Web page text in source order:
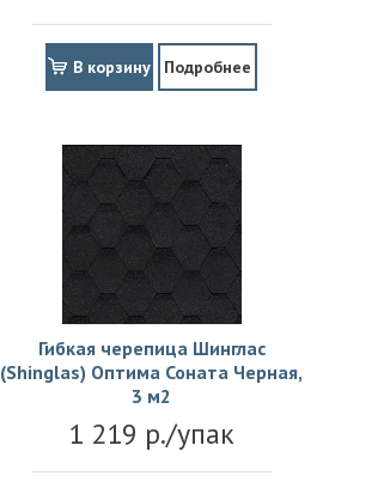
В корзину Подробнее
Гибкая черепица Шинглас
(Shinglas) Оптима Соната Черная,
3 м2
1 219 р./упак